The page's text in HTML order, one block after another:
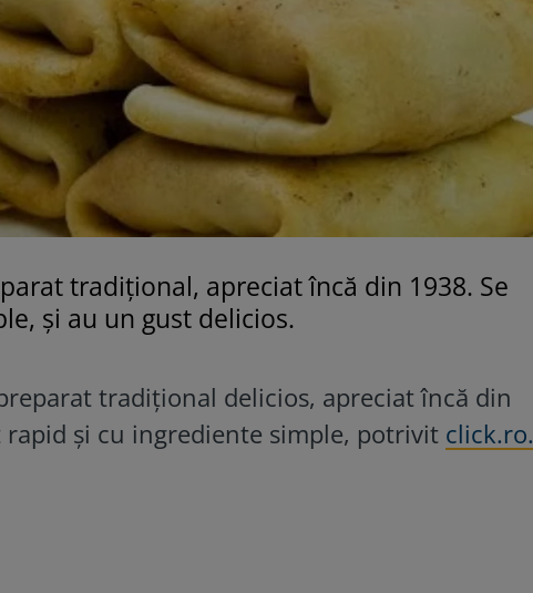
tradițional, apreciat încă din 1938. Se
și au un gust delicios.
tradițional delicios, apreciat încă din
și cu ingrediente simple, potrivit click.ro.